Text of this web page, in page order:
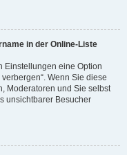
in der Online-Liste
Einstellungen eine Option
Wenn Sie diese
Moderatoren und Sie selbst
unsichtbarer Besucher